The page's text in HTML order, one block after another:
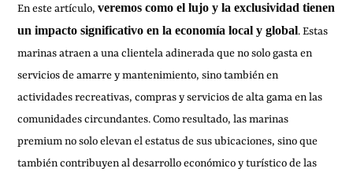
En este artículo,veremos como el lujo y la exclusividad tienen
un impacto significativo en la economía local y global. Estas
marinas atraen a una clientela adinerada que no solo gasta en
servicios de amarre y mantenimiento, sino también en
actividades recreativas, compras y servicios de alta gama en las
comunidades circundantes. Como resultado, las marinas
premium no solo elevan el estatus de sus ubicaciones, sino que
también contribuyen al desarrollo económico y turístico de las